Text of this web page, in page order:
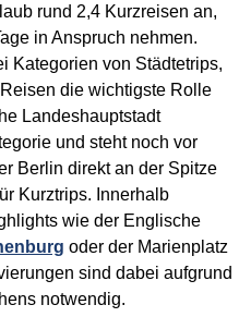
rund 2,4 Kurzreisen an,
in Anspruch nehmen.
Kategorien von Städtetrips,
die wichtigste Rolle
Landeshauptstadt
und steht noch vor
Berlin direkt an der Spitze
Kurztrips. Innerhalb
wie der Englische
oder der Marienplatz
sind dabei aufgrund
notwendig.